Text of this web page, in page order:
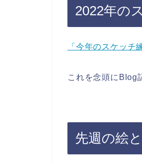
2022年の
「今年のスケッチ
これを念頭にBlog
先週の絵